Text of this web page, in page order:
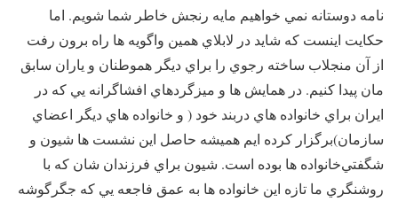
نامه دوستانه نمي خواهيم مايه رنجش خاطر شما شويم. اما
حكايت اينست كه شايد در لابلاي همين واگويه ها راه برون رفت
از آن منجلاب ساخته رجوي را براي ديگر هموطنان و ياران سابق
مان پيدا كنيم. در همايش ها و ميزگردهاي افشاگرانه يي كه در
ايران براي خانواده هاي دربند خود ( و خانواده هاي ديگر اعضاي
سازمان)‌برگزار كرده ايم هميشه حاصل اين نشست ها شيون و
شگفتي‌خانواده ها بوده است. شيون براي فرزندان شان كه با
روشنگري ما تازه اين خانواده ها به عمق فاجعه يي كه جگرگوشه